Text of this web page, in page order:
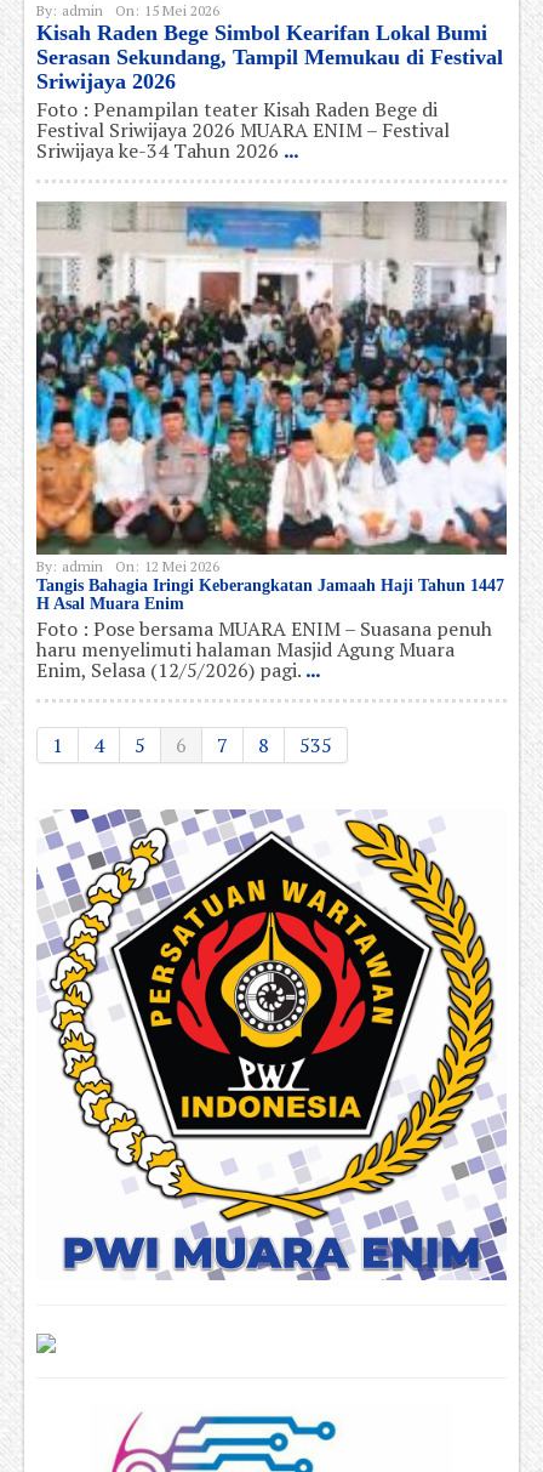
By: admin On: 15 Mei 2026
Kisah Raden Bege Simbol Kearifan Lokal Bumi
Serasan Sekundang, Tampil Memukau di Festival
Sriwijaya 2026
Foto : Penampilan teater Kisah Raden Bege di
Festival Sriwijaya 2026 MUARA ENIM – Festival
Sriwijaya ke-34 Tahun 2026 ...
By: admin On: 12 Mei 2026
Tangis Bahagia Iringi Keberangkatan Jamaah Haji Tahun 1447
H Asal Muara Enim
Foto : Pose bersama MUARA ENIM – Suasana penuh
haru menyelimuti halaman Masjid Agung Muara
Enim, Selasa (12/5/2026) pagi. ...
1 4 5 6 7 8 535